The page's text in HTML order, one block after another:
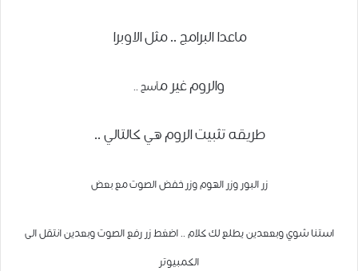
ماعدا البرامج .. مثل الاوبرا
والروم غير مآسح ..
طريقه تثبيت الروم هي كالتالي ..
زر البوروزر الهوم وزرخفض الصوت مع بعض
استنا شويوبععدين يطلع لك كلام ..اضغط زر رفع الصوت وبعدين انتقل الى
الكمبيوتر